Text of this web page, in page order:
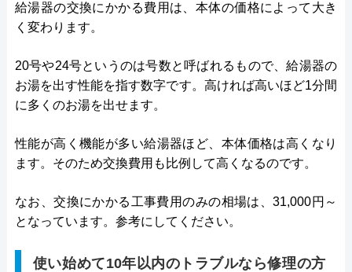
給湯器の交換にかかる費用は、本体の価格によって大き
く変わります。
20号や24号というのは号数と呼ばれるもので、給湯器の
お湯を出す性能を指す数字です。高ければ高いほど1分間
に多くのお湯を出せます。
性能が高く機能が多い給湯器ほど、本体価格は高くなり
ます。そのため交換費用も比例して高くなるのです。
なお、交換にかかる工事費用のみの相場は、31,000円～
となっています。参考にしてください。
使い始めて10年以内のトラブルなら修理の方